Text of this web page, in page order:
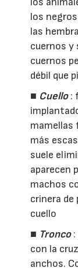
los
las
cuernos y
cuernos
débil que
■ Cuello :
mamellas
más
suele
aparecen
machos
crinera de
cuello
■ Tronco
con la
anchos.